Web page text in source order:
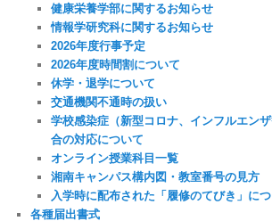
健康栄養学部に関するお知らせ
情報学研究科に関するお知らせ
2026年度行事予定
2026年度時間割について
休学・退学について
交通機関不通時の扱い
学校感染症（新型コロナ、インフルエン
合の対応について
オンライン授業科目一覧
湘南キャンパス構内図・教室番号の見方
入学時に配布された「履修のてびき」に
各種届出書式